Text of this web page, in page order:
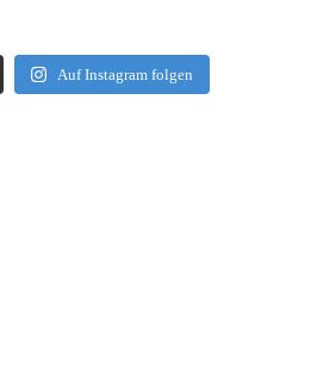
Auf Instagram folgen